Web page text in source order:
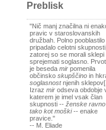
Preblisk
"Nič manj značilna ni
pravic v staroslovanskih
družbah. Polno pooblastilo
pripadalo celotni
zatorej so se morali sklepi
sprejemati soglasno.
je beseda mir pomenila
občinsko skupščino in
soglasnostnjenih
Izraz mir odseva obdobje
katerem je imel vsak član
skupnosti -- ženske ravno
tako kot moški-- enake
pravice."
-- M. Eliade